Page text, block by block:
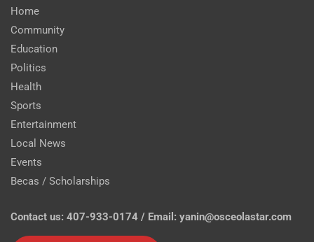
Home
Community
Education
Politics
Health
Sports
Entertainment
Local News
Events
Becas / Scholarships
Contact us: 407-933-0174 / Email: yanin@osceolastar.com